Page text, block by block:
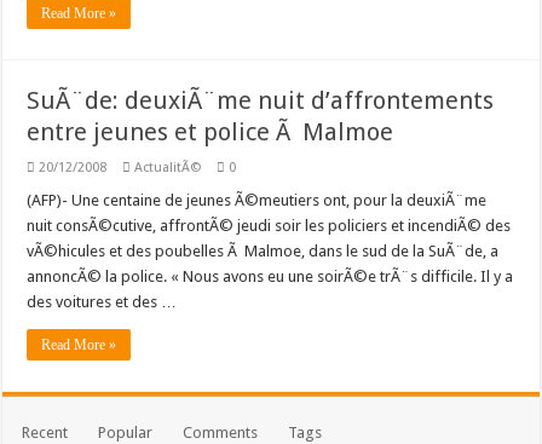
Read More »
SuÃ¨de: deuxiÃ¨me nuit d’affrontements
entre jeunes et police Ã Malmoe
20/12/2008 ActualitÃ© 0
(AFP)- Une centaine de jeunes Ã©meutiers ont, pour la deuxiÃ¨me
nuit consÃ©cutive, affrontÃ© jeudi soir les policiers et incendiÃ© des
vÃ©hicules et des poubelles Ã Malmoe, dans le sud de la SuÃ¨de, a
annoncÃ© la police. « Nous avons eu une soirÃ©e trÃ¨s difficile. Il y a
des voitures et des …
Read More »
Recent Popular Comments Tags